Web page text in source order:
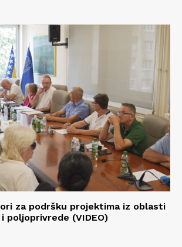
za podršku projektima iz oblasti
poljoprivrede (VIDEO)